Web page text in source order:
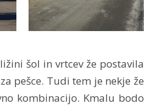
šol in vrtcev že postavila
pešce. Tudi tem je nekje že
kombinacijo. Kmalu bodo